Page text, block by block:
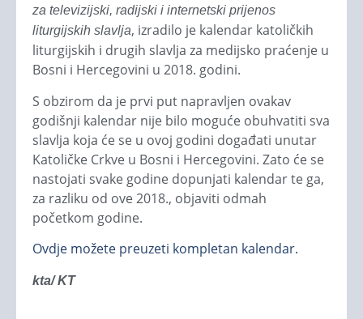
za televizijski, radijski i internetski prijenos
liturgijskih slavlja, izradilo je kalendar katoličkih
liturgijskih i drugih slavlja za medijsko praćenje u
Bosni i Hercegovini u 2018. godini.
S obzirom da je prvi put napravljen ovakav
godišnji kalendar nije bilo moguće obuhvatiti sva
slavlja koja će se u ovoj godini događati unutar
Katoličke Crkve u Bosni i Hercegovini. Zato će se
nastojati svake godine dopunjati kalendar te ga,
za razliku od ove 2018., objaviti odmah
početkom godine.
Ovdje možete preuzeti kompletan kalendar.
kta/ KT